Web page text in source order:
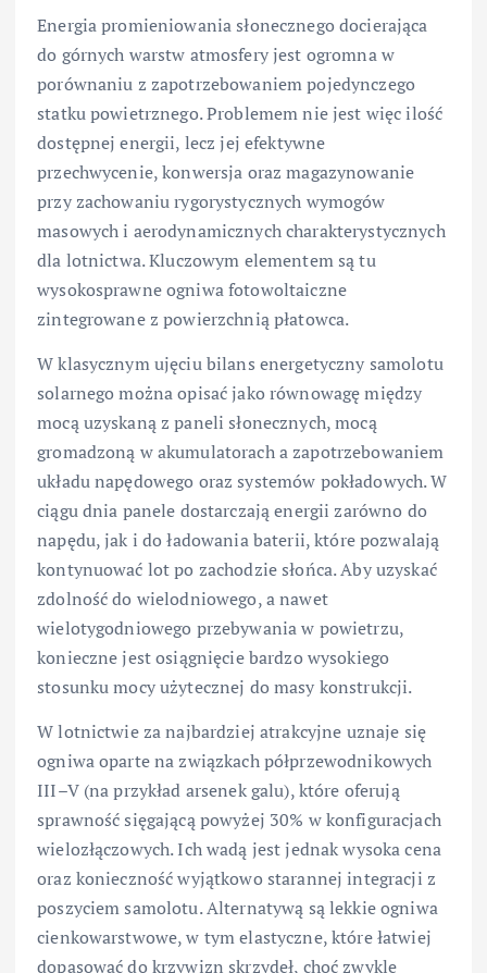
Energia promieniowania słonecznego docierająca
do górnych warstw atmosfery jest ogromna w
porównaniu z zapotrzebowaniem pojedynczego
statku powietrznego. Problemem nie jest więc ilość
dostępnej energii, lecz jej efektywne
przechwycenie, konwersja oraz magazynowanie
przy zachowaniu rygorystycznych wymogów
masowych i aerodynamicznych charakterystycznych
dla lotnictwa. Kluczowym elementem są tu
wysokosprawne ogniwa fotowoltaiczne
zintegrowane z powierzchnią płatowca.
W klasycznym ujęciu bilans energetyczny samolotu
solarnego można opisać jako równowagę między
mocą uzyskaną z paneli słonecznych, mocą
gromadzoną w akumulatorach a zapotrzebowaniem
układu napędowego oraz systemów pokładowych. W
ciągu dnia panele dostarczają energii zarówno do
napędu, jak i do ładowania baterii, które pozwalają
kontynuować lot po zachodzie słońca. Aby uzyskać
zdolność do wielodniowego, a nawet
wielotygodniowego przebywania w powietrzu,
konieczne jest osiągnięcie bardzo wysokiego
stosunku mocy użytecznej do masy konstrukcji.
W lotnictwie za najbardziej atrakcyjne uznaje się
ogniwa oparte na związkach półprzewodnikowych
III–V (na przykład arsenek galu), które oferują
sprawność sięgającą powyżej 30% w konfiguracjach
wielozłączowych. Ich wadą jest jednak wysoka cena
oraz konieczność wyjątkowo starannej integracji z
poszyciem samolotu. Alternatywą są lekkie ogniwa
cienkowarstwowe, w tym elastyczne, które łatwiej
dopasować do krzywizn skrzydeł, choć zwykle